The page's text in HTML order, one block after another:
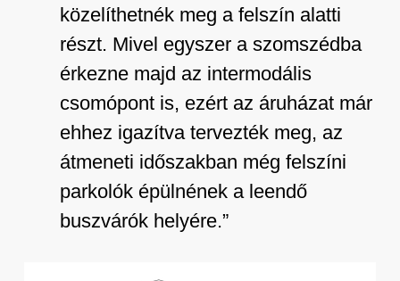
közelíthetnék meg a felszín alatti
részt. Mivel egyszer a szomszédba
érkezne majd az intermodális
csomópont is, ezért az áruházat már
ehhez igazítva tervezték meg, az
átmeneti időszakban még felszíni
parkolók épülnének a leendő
buszvárók helyére.”